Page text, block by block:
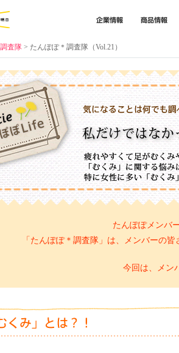
企業情報 商品情報
査隊 > たんぽぽ＊調査隊（Vol.21）
たんぽぽメンバ
「たんぽぽ＊調査隊」は、メンバーの
今回は、メン